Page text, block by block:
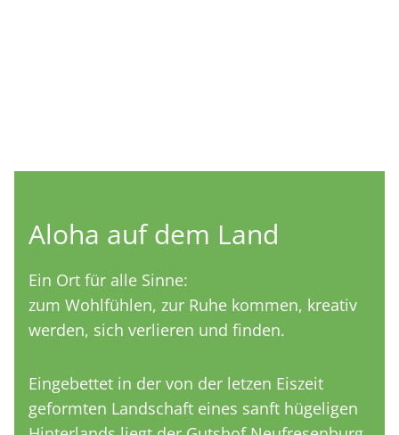
Aloha auf dem Land
Ein Ort für alle Sinne:
zum Wohlfühlen, zur Ruhe kommen, kreativ
werden, sich verlieren und finden.
Eingebettet in der von der letzen Eiszeit
geformten Landschaft eines sanft hügeligen